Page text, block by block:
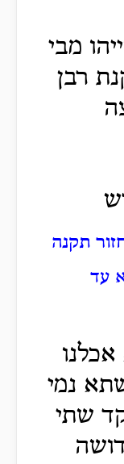
מבי
רבן
תקנה
עד
נמי
שתי